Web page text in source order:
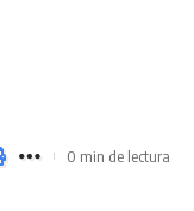
0 min de lectura